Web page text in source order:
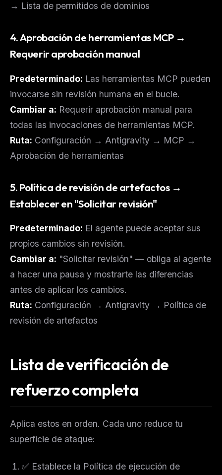
→ Lista de permitidos de dominios
4. Aprobación de herramientas MCP →
Requerir aprobación manual
Predeterminado: Las herramientas MCP pueden
invocarse sin revisión humana en el bucle.
Cambiar a: Requerir aprobación manual para
todas las invocaciones de herramientas MCP.
Ruta: Configuración → Antigravity → MCP →
Aprobación de herramientas
5. Política de revisión de artefactos →
Establecer en "Solicitar revisión"
Predeterminado: El agente puede aceptar sus
propios cambios sin revisión.
Cambiar a: "Solicitar revisión" — obliga al agente
a hacer una pausa y mostrarte las diferencias
antes de aplicar los cambios.
Ruta: Configuración → Antigravity → Política de
revisión de artefactos
Lista de verificación de
refuerzo completa
Aplica estos en orden. Cada uno reduce tu
superficie de ataque:
✅ Establece la Política de ejecución de